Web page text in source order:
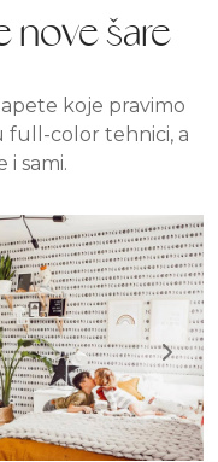
nove šare
koje pravimo
full-color tehnici, a
i sami.